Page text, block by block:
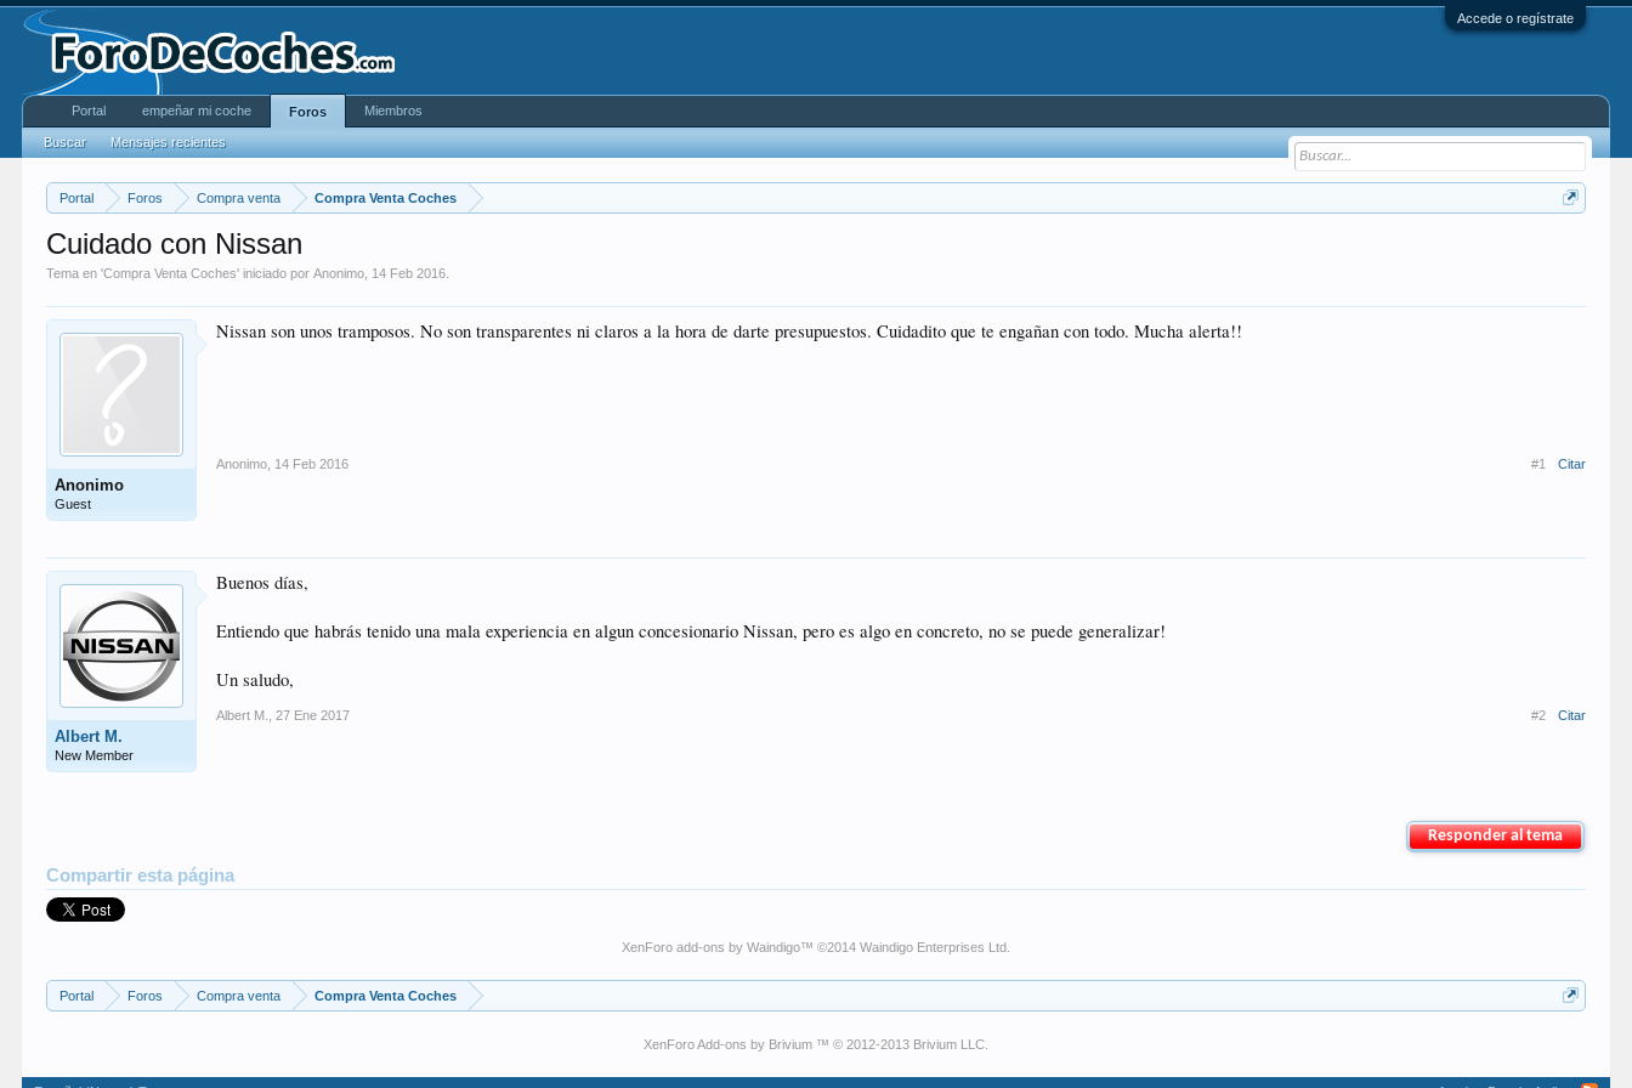
Accede o regístrate
Portal Foros Compra venta Compra Venta Coches
Cuidado con Nissan
Tema en 'Compra Venta Coches' iniciado porAnonimo 14 Feb 2016
Anonimo
Guest
Nissan son unos tramposos. No son transparentes ni claros a la hora de darte presupuestos. Cuidadito que te engañan con todo. Mucha alerta!!
Anonimo 14 Feb 2016 #1 Citar
Albert M.
New Member
Buenos días,
Entiendo que habrás tenido una mala experiencia en algun concesionario Nissan, pero es algo en concreto, no se puede generalizar!
Un saludo,
Albert M. 27 Ene 2017 #2 Citar
Responder al tema
Compartir esta página
XenForo add-ons by Waindigo™ ©2014 Waindigo Enterprises Ltd
Portal Foros Compra venta Compra Venta Coches
XenForo Add-ons by Brivium ™ © 2012-2013 Brivium LLC.
Portal empeñar mi coche Foros
Buscar Mensajes recientes
Miembros